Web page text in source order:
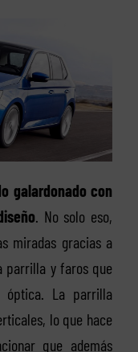
galardonado con
. No solo eso,
miradas gracias a
parrilla y faros que
óptica. La parrilla
lo que hace
que además